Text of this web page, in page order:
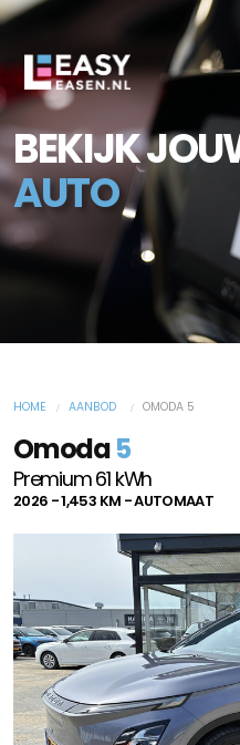
BEKIJK
AUTO
HOME AANBOD OMODA 5
Omoda5
Premium 61 kWh
2026 - 1,453 KM - AUTOMAAT